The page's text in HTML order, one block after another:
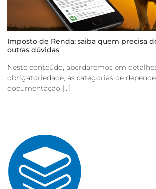
Imposto de Renda: saiba quem precisa
outras dúvidas
Neste conteúdo, abordaremos em
obrigatoriedade, as categorias de
documentação [...]